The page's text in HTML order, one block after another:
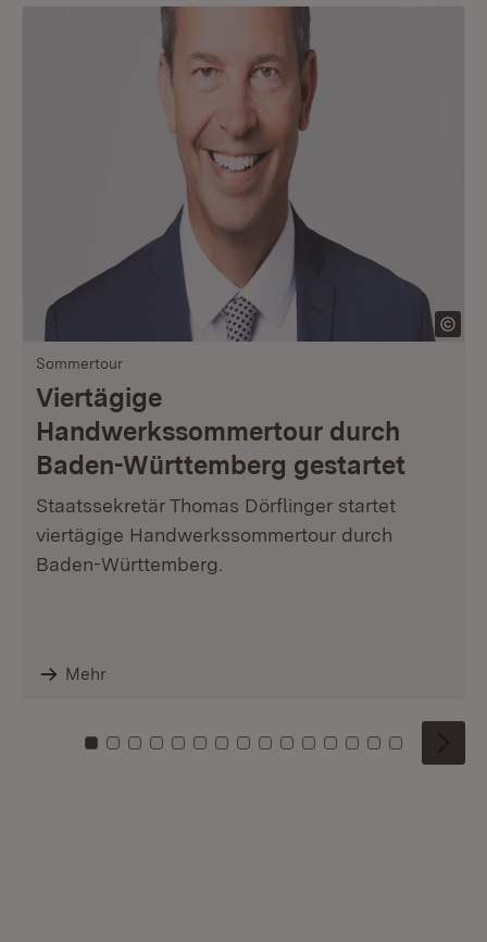
Sommertour
Viertägige
Handwerkssommertour durch
Baden-Württemberg gestartet
Staatssekretär Thomas Dörflinger startet
viertägige Handwerkssommertour durch
Baden-Württemberg.
Mehr
Zu Kachel: 0
Zu Kachel: 1
Zu Kachel: 2
Zu Kachel: 3
Zu Kachel: 4
Zu Kachel: 5
Zu Kachel: 6
Zu Kachel: 7
Zu Kachel: 8
Zu Kachel: 9
Zu Kachel: 10
Zu Kachel: 11
Zu Kachel: 12
Zu Kachel:
Zu